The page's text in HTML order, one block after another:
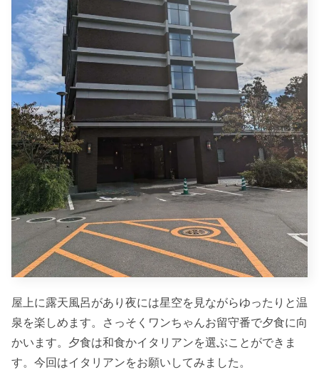
屋上に露天風呂があり夜には星空を見ながらゆったりと温
泉を楽しめます。さっそくワンちゃんお留守番で夕食に向
かいます。夕食は和食かイタリアンを選ぶことができま
す。今回はイタリアンをお願いしてみました。